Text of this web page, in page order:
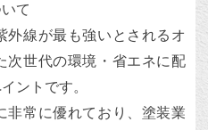
て
外線が最も強いとされるオ
次世代の環境・省エネに配
ントです。
非常に優れており、塗装業